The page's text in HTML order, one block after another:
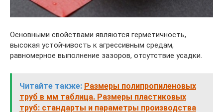
Основными свойствами являются герметичность,
высокая устойчивость к агрессивным средам,
равномерное выполнение зазоров, отсутствие усадки.
Читайте также: Размеры полипропиленовых
труб в мм таблица. Размеры пластиковых
труб: стандарты и параметры производства